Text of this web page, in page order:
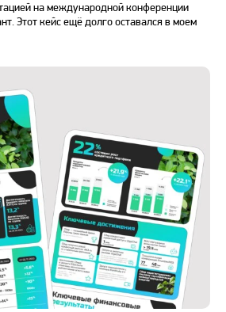
на международной конференции
Этот кейс ещё долго оставался в моем